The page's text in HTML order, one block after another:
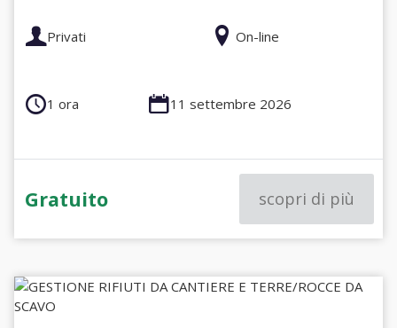
Privati On-line
1 ora 11 settembre 2026
Gratuito scopri di più